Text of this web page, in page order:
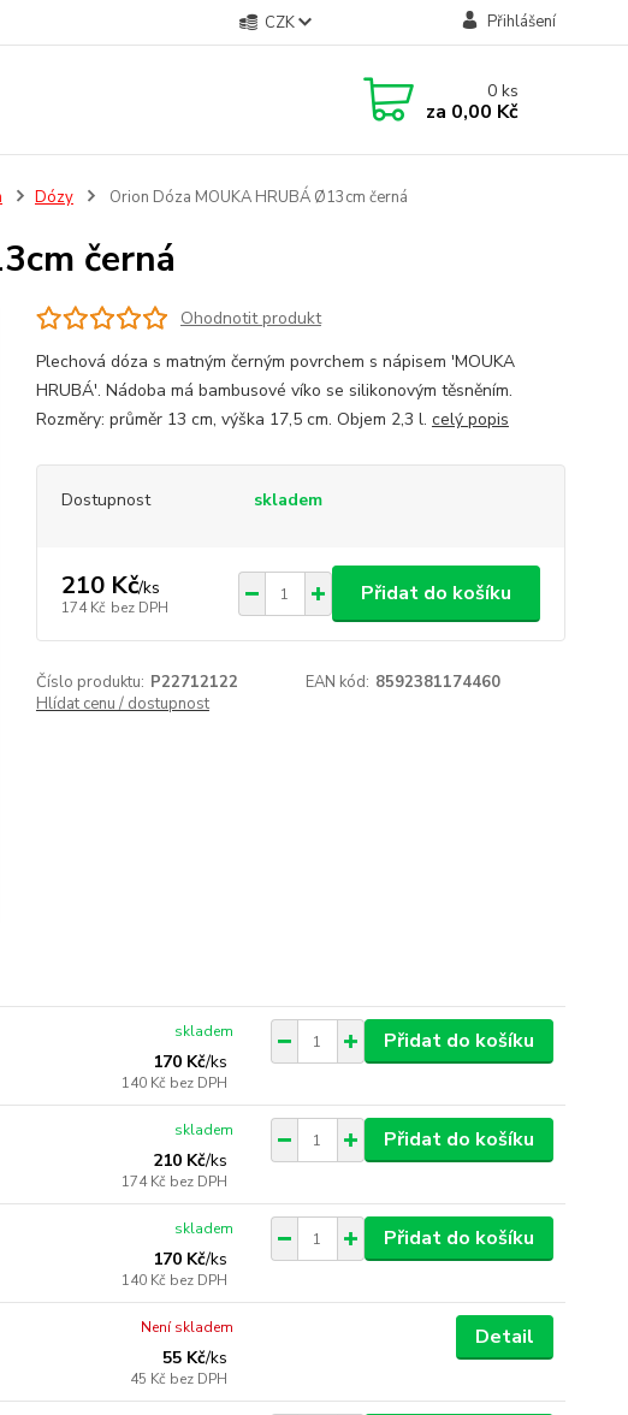
CZK Přihlášení
0ks
za 0,00 Kč
Dózy Orion Dóza MOUKA HRUBÁ Ø13cm černá
černá
Ohodnotit produkt
Plechová dóza s matným černým povrchem s nápisem 'MOUKA
HRUBÁ'. Nádoba má bambusové víko se silikonovým těsněním.
Rozměry: průměr 13 cm, výška 17,5 cm. Objem 2,3 l. celý popis
Dostupnost skladem
210 Kč/ks
174 Kč bez DPH
Přidat do košíku
Číslo produktu: P22712122 EAN kód: 8592381174460
Hlídat cenu / dostupnost
170 Kč/ks
140 Kč bez DPH
skladem Přidat do košíku
210 Kč/ks
174 Kč bez DPH
skladem Přidat do košíku
170 Kč/ks
140 Kč bez DPH
skladem Přidat do košíku
55 Kč/ks
45 Kč bez DPH
Není skladem Detail